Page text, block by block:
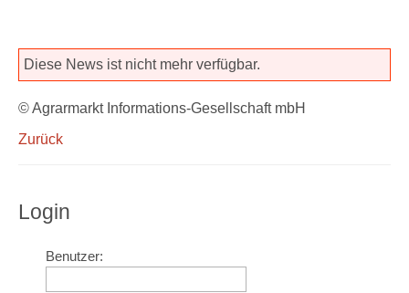
Diese News ist nicht mehr verfügbar.
© Agrarmarkt Informations-Gesellschaft mbH
Zurück
Login
Benutzer: